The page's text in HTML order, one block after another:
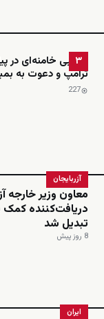
۳
مجتبی خامنه‌ای در
ترامپ و دعوت به
227
آزربایجان
معاون وزیر خارجه
دریافت‌کننده کمک
تبدیل شد
8 روز پیش
ایران